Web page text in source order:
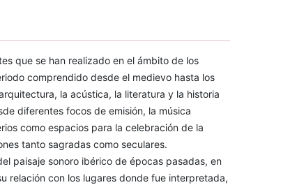
que se han realizado en el ámbito de los
comprendido desde el medievo hasta los
la acústica, la literatura y la historia
diferentes focos de emisión, la música
como espacios para la celebración de la
tanto sagradas como seculares.
paisaje sonoro ibérico de épocas pasadas, en
relación con los lugares donde fue interpretada,